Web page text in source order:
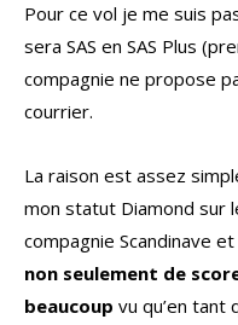
Pour ce vol je me suis
sera SAS en SAS Plus
compagnie ne propose
courrier.
La raison est assez
mon statut Diamond sur
compagnie Scandinave
non seulement de
beaucoup vu qu’en tant